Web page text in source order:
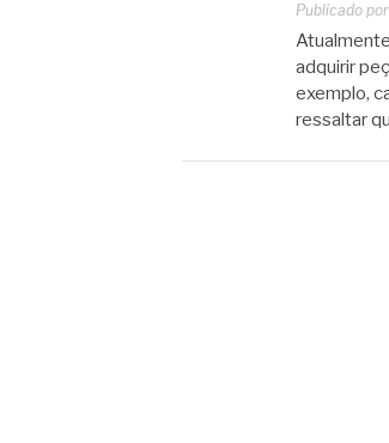
Publicado por
adquirir
exemplo,
ressaltar